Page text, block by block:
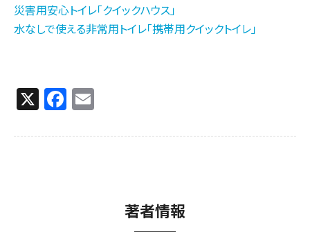
災害用安心トイレ「クイックハウス」
水なしで使える非常用トイレ「携帯用クイックトイレ」
X F
a
c ai
著者情報